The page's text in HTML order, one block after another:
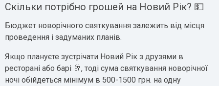
Скільки потрібно грошей на Новий Рік? 💵
Бюджет новорічного святкування залежить від місця
проведення і задуманих планів.
Якщо плануєте зустрічати Новий Рік з друзями в
ресторані або барі 🥂, тоді сума святкування новорічної
ночі обійдеться мінімум в 500-1500 грн. на одну